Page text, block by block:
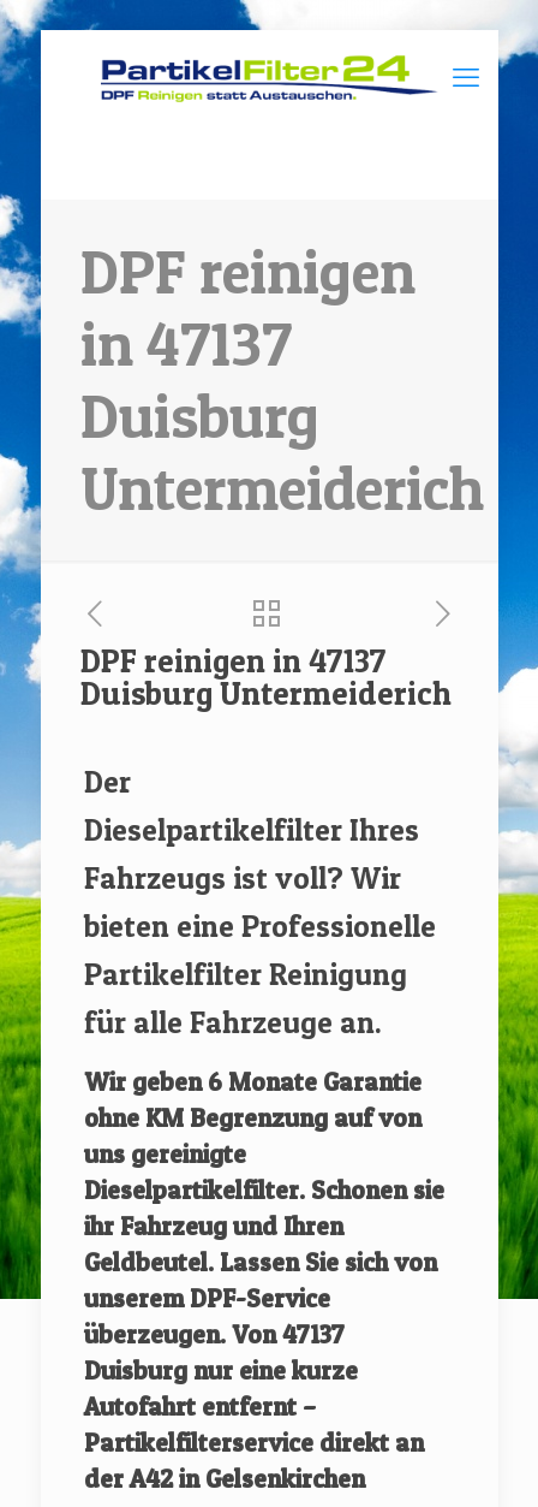
DPF reinigen
in 47137
Duisburg
Untermeiderich
DPF reinigen in 47137
Duisburg Untermeiderich
Der
Dieselpartikelfilter Ihres
Fahrzeugs ist voll? Wir
bieten eine Professionelle
Partikelfilter Reinigung
für alle Fahrzeuge an.
Wir geben 6 Monate Garantie
ohne KM Begrenzung auf von
uns gereinigte
Dieselpartikelfilter. Schonen sie
ihr Fahrzeug und Ihren
Geldbeutel. Lassen Sie sich von
unserem DPF-Service
überzeugen. Von47137
Duisburg nur eine kurze
Autofahrt entfernt –
Partikelfilterservice direkt an
der A42 in Gelsenkirchen